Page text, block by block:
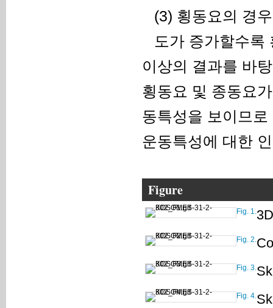
(3) 횡동요의 경
도가 증가할수록
이상의 결과를 바
횡동요 및 종동요
동특성을 보이므
운동특성에 대한
Figure
Fig. 1.
Fig. 2.
Fig. 3.
Fig. 4.